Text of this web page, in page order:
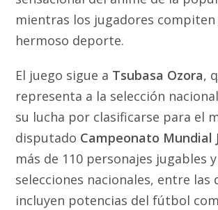
mientras los jugadores compiten
hermoso deporte.
El juego sigue a Tsubasa Ozora,
representa a la selección
su lucha por clasificarse para el
disputado Campeonato Mundial
más de 110 personajes jugables
selecciones nacionales, entre las
incluyen potencias del fútbol